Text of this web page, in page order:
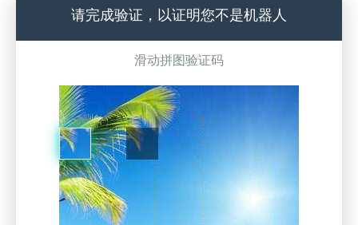
请完成验证，以证明您不是机器人
滑动拼图验证码